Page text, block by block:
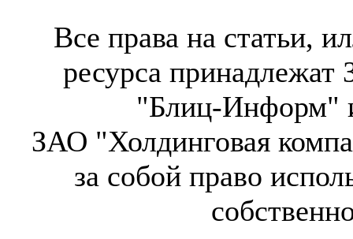
Все права на статьи,
ресурса
"Блиц-Информ"
ЗАО "Холдинговая
за собой право